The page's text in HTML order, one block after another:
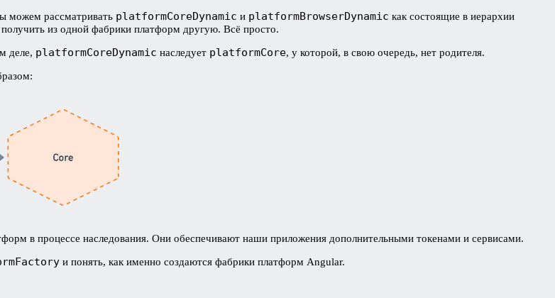
можем рассматривать platformCoreDynamic и platformBrowserDynamic как состоящие в иерархии
из одной фабрики платформ другую. Всё просто.
деле, platformCoreDynamic наследует platformCore, у которой, в свою очередь, нет родителя.
в процессе наследования. Они обеспечивают наши приложения дополнительными токенами и сервисами.
и понять, как именно создаются фабрики платформ Angular.